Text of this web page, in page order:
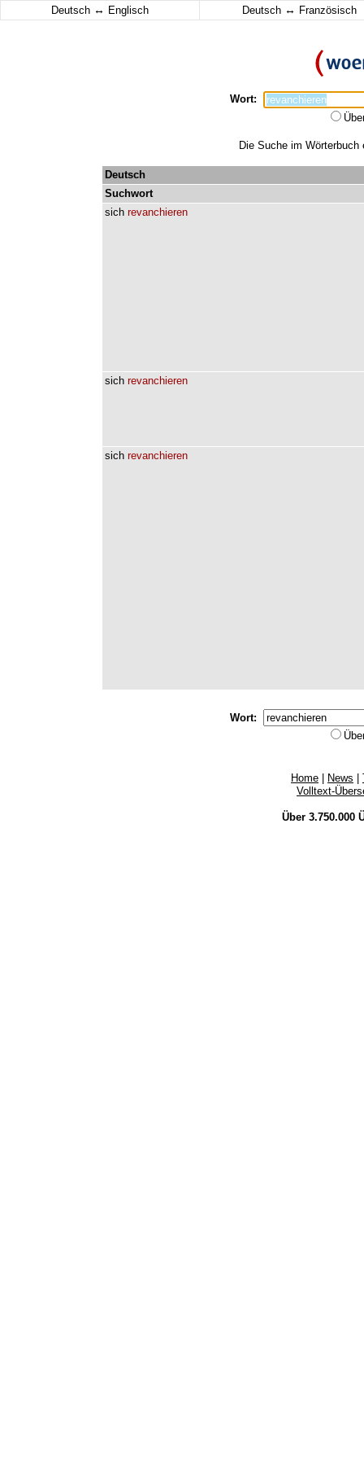
Deutsch ↔ Englisch Deutsch ↔ Französisch
Wort:
Die Suche im
Deutsch
Suchwort
sich revanchieren
sich revanchieren
sich revanchieren
Wort:
Home News
Volltext-
Über 3.750.000